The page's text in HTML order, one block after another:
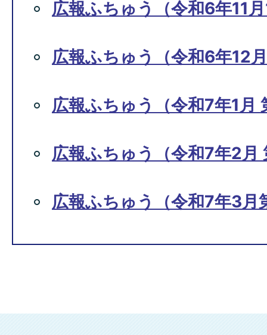
広報ふちゅう（令和6年11
広報ふちゅう（令和6年12
広報ふちゅう（令和7年1月
広報ふちゅう（令和7年2月
広報ふちゅう（令和7年3月